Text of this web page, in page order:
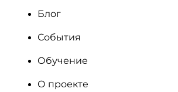
Блог
События
Обучение
О проекте